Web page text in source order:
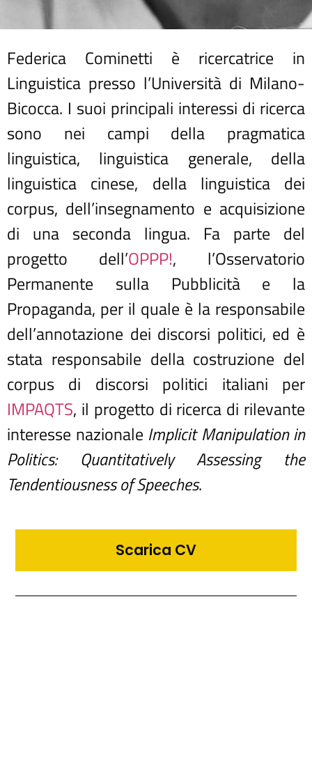
Federica Cominetti è ricercatrice in
Linguistica presso l’Università di Milano-
Bicocca. I suoi principali interessi di ricerca
sono nei campi della pragmatica
linguistica, linguistica generale, della
linguistica cinese, della linguistica dei
corpus, dell’insegnamento e acquisizione
di una seconda lingua. Fa parte del
progetto dell’OPPP!, l’Osservatorio
Permanente sulla Pubblicità e la
Propaganda, per il quale è la responsabile
dell’annotazione dei discorsi politici, ed è
stata responsabile della costruzione del
corpus di discorsi politici italiani per
IMPAQTS, il progetto di ricerca di rilevante
interesse nazionale Implicit Manipulation in
Politics: Quantitatively Assessing the
Tendentiousness of Speeches.
Scarica CV